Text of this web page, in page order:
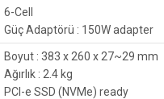
6-Cell
Güç Adaptörü : 150W adapter
Boyut : 383 x 260 x 27~29 mm
Ağırlık : 2.4 kg
PCI-e SSD (NVMe) ready